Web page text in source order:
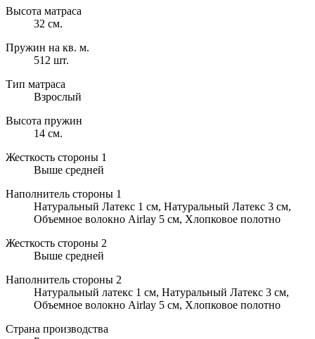
Высота матраса
32 см.
Пружин на кв. м.
512 шт.
Тип матраса
Взрослый
Высота пружин
14 см.
Жесткость стороны 1
Выше средней
Наполнитель стороны 1
Натуральный Латекс 1 см, Натуральный Латекс 3 см,
Объемное волокно Airlay 5 см, Хлопковое полотно
Жесткость стороны 2
Выше средней
Наполнитель стороны 2
Натуральный латекс 1 см, Натуральный Латекс 3 см,
Объемное волокно Airlay 5 см, Хлопковое полотно
Страна производства